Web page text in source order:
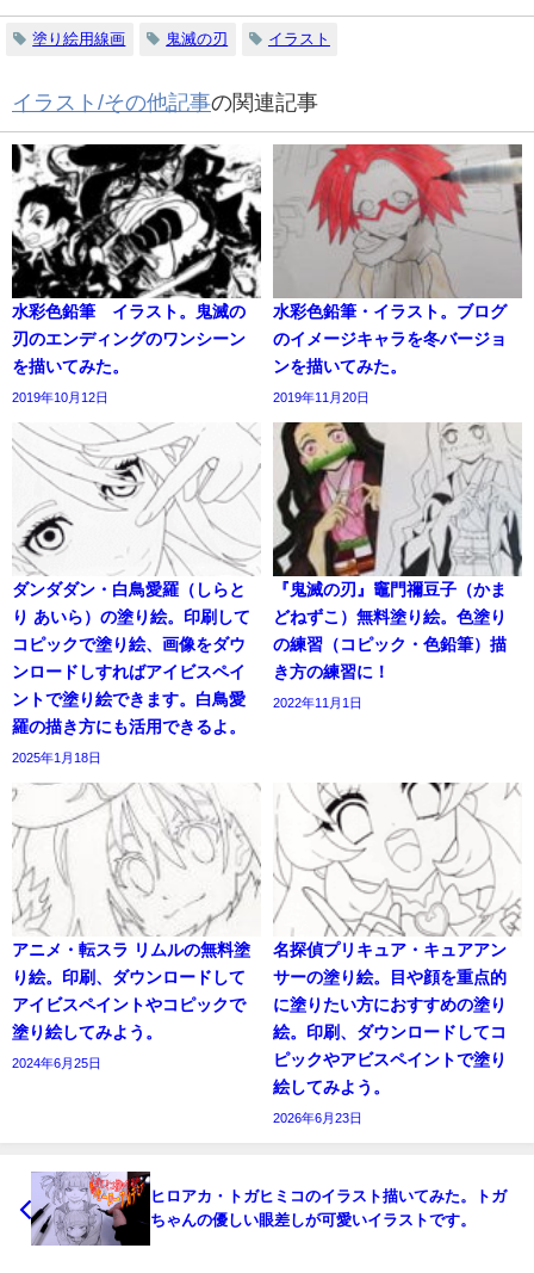
塗り絵用線画 鬼滅の刃 イラスト
イラスト/その他記事の関連記事
水彩色鉛筆 イラスト。鬼滅の
刃のエンディングのワンシーン
を描いてみた。
2019年10月12日
水彩色鉛筆・イラスト。ブログ
のイメージキャラを冬バージョ
ンを描いてみた。
2019年11月20日
ダンダダン・白鳥愛羅（しらと
り あいら）の塗り絵。印刷して
コピックで塗り絵、画像をダウ
ンロードしすればアイビスペイ
ントで塗り絵できます。白鳥愛
羅の描き方にも活用できるよ。
2025年1月18日
『鬼滅の刃』竈門禰豆子（かま
どねずこ）無料塗り絵。色塗り
の練習（コピック・色鉛筆）描
き方の練習に！
2022年11月1日
アニメ・転スラ リムルの無料塗
り絵。印刷、ダウンロードして
アイビスペイントやコピックで
塗り絵してみよう。
2024年6月25日
名探偵プリキュア・キュアアン
サーの塗り絵。目や顔を重点的
に塗りたい方におすすめの塗り
絵。印刷、ダウンロードしてコ
ピックやアビスペイントで塗り
絵してみよう。
2026年6月23日
ヒロアカ・トガヒミコのイラスト描いてみた。トガ
ちゃんの優しい眼差しが可愛いイラストです。